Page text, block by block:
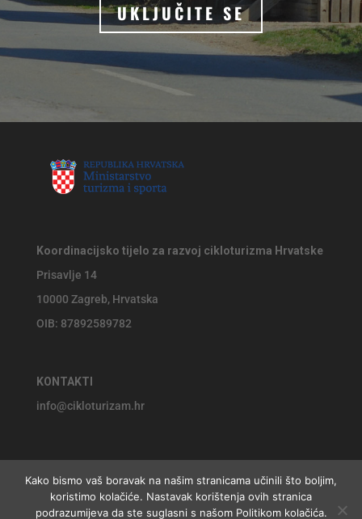
UKLJUČITE SE
Koordinacijsko tijelo za razvoj cikloturizma Hrvatske
Prisavlje 14
10000 Zagreb, Hrvatska
OIB: 87892589782
KONTAKTI
info@cikloturizam.hr
© 2026 Koordinacijsko tijelo za razvoj cikloturizma Hrvatske,
Kako bismo vaš boravak na našim stranicama učinili što boljim,
koristimo kolačiće. Nastavak korištenja ovih stranica
podrazumijeva da ste suglasni s našom Politikom kolačića.